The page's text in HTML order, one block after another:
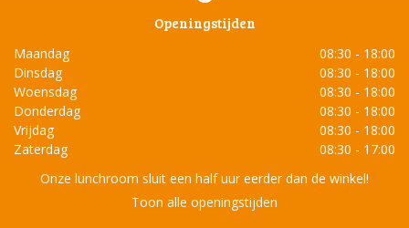
Openingstijden
Maandag
08:30 - 18:00
Dinsdag
08:30 - 18:00
Woensdag
08:30 - 18:00
Donderdag
08:30 - 18:00
Vrijdag
08:30 - 18:00
Zaterdag
08:30 - 17:00
Onze lunchroom sluit een half uur eerder dan de winkel!
Toon alle openingstijden